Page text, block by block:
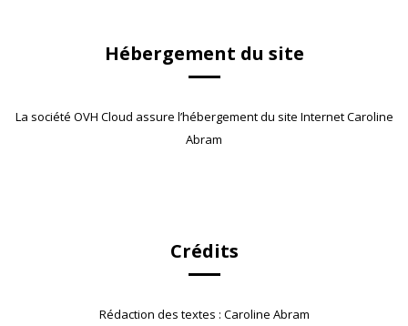
Hébergement du site
La société OVH Cloud assure l’hébergement du site Internet Caroline
Abram
Crédits
Rédaction des textes : Caroline Abram